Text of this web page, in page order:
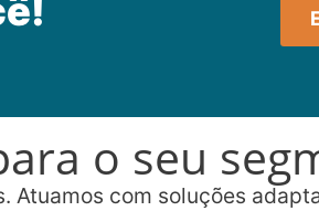
o seu
Atuamos com soluções